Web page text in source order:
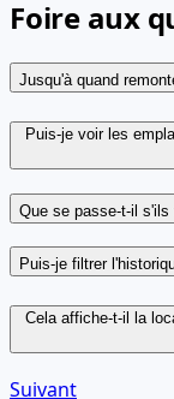
Foire aux
Jusqu'à quand
Puis-je voir les
Que se passe-t-il
Puis-je filtrer
Cela affiche-t-il la
Suivant